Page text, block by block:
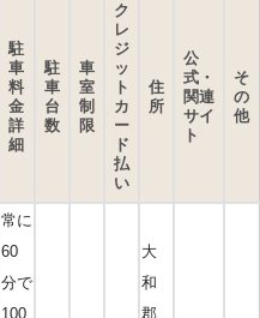
駐
車
料
金
詳
細
駐
車
台
数
車
室
制
限
ク
レ
ジ
ッ
ト
カ
ー
ド
払
い
住
所
公
式・
関連
サイ
ト
そ
の
他
常に
60
分で
100
大
和
郡